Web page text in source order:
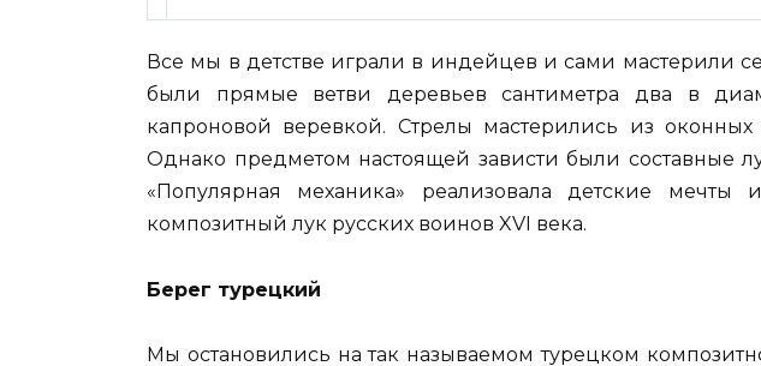
Все мы в детстве играли в индейцев и сами мастерили
были прямые ветви деревьев сантиметра два в
капроновой веревкой. Стрелы мастерились из
Однако предметом настоящей зависти были составные
«Популярная механика» реализовала детские мечты
композитный лук русских воинов XVI века.
Берег турецкий
Мы остановились на так называемом турецком